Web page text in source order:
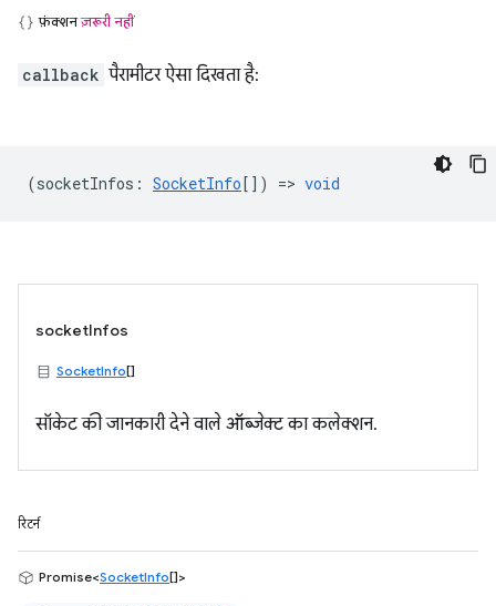
फ़ंक्शनज़रूरी नहीं
callback पैरामीटर ऐसा दिखता है:
(socketInfos : SocketInfo[]) => void
socketInfos
SocketInfo[]
सॉकेट की जानकारी देने वाले ऑब्जेक्ट का कलेक्शन.
रिटर्न
Promise<SocketInfo[]>